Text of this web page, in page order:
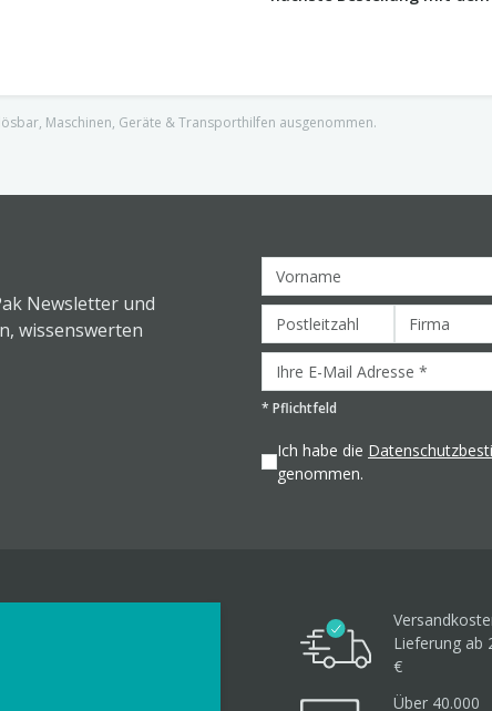
Maschinen, Geräte & Transporthilfen ausgenommen.
Newsletter und
wissenswerten
* Pflichtfeld
Ich habe die
genommen.
Lieferung ab
€
Über 40.000